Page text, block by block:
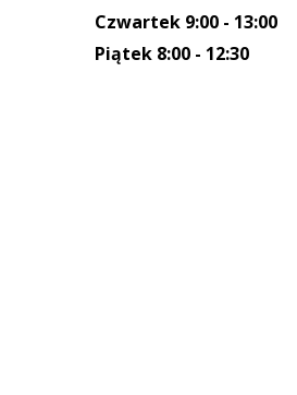
Czwartek 9:00 - 13:00
Piątek 8:00 - 12:30